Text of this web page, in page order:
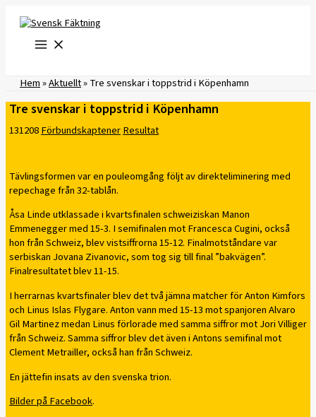
innehåll
Hem»Aktuellt»Tre svenskar i toppstrid i Köpenhamn
Tre svenskar i toppstrid i Köpenhamn
131208FörbundskaptenerResultat
Tävlingsformen var en pouleomgång följt av direkteliminering med
repechage från 32-tablån.
Åsa Linde utklassade i kvartsfinalen schweiziskan Manon
Emmenegger med 15-3. I semifinalen mot Francesca Cugini, också
hon från Schweiz, blev vistsiffrorna 15-12. Finalmotståndare var
serbiskan Jovana Zivanovic, som tog sig till final ”bakvägen”.
Finalresultatet blev 11-15.
I herrarnas kvartsfinaler blev det två jämna matcher för Anton Kimfors
och Linus Islas Flygare. Anton vann med 15-13 mot spanjoren Alvaro
Gil Martinez medan Linus förlorade med samma siffror mot Jori Villiger
från Schweiz. Samma siffror blev det även i Antons semifinal mot
Clement Metrailler, också han från Schweiz.
En jättefin insats av den svenska trion.
Bilder på Facebook.